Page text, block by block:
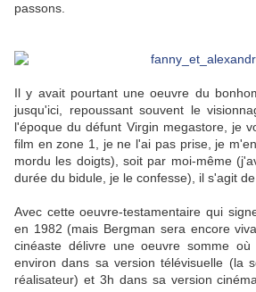
passons.
Il y avait pourtant une oeuvre du
jusqu'ici, repoussant souvent le
l'époque du défunt Virgin megastore, je
film en zone 1, je ne l'ai pas prise, je
mordu les doigts), soit par moi-même
durée du bidule, je le confesse), il s'agit de
Avec cette oeuvre-testamentaire qui
en 1982 (mais Bergman sera encore
cinéaste délivre une oeuvre somme
environ dans sa version télévisuelle (la
réalisateur) et 3h dans sa version